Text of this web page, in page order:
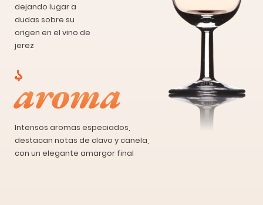
dejando lugar a
dudas sobre su
origen en el vino de
jerez
aroma
Intensos aromas especiados,
destacan notas de clavo y canela,
con un elegante amargor final